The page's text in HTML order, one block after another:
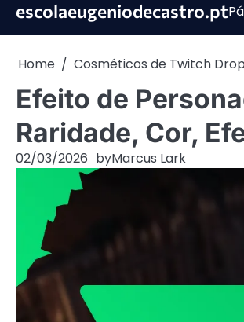
Skipescolaeugeniodecastro.pt
Home Cosméticos de Twitch
Efeito de
Raridade, Cor,
02/03/2026 byMarcus Lark